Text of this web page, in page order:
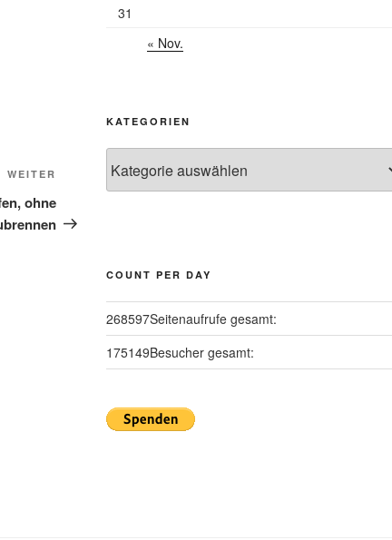
Nächster
Beitrag
WEITER
ohne
31
« Nov.
KATEGORIEN
COUNT PER DAY
268597Seitenaufrufe gesamt:
175149Besucher gesamt: